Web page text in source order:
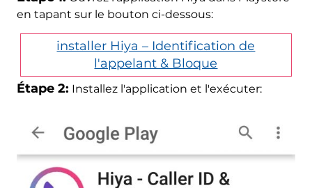
en tapant sur le bouton ci-dessous:
installer Hiya – Identification de
l'appelant & Bloque
Étape 2: Installez l'application et l'exécuter: